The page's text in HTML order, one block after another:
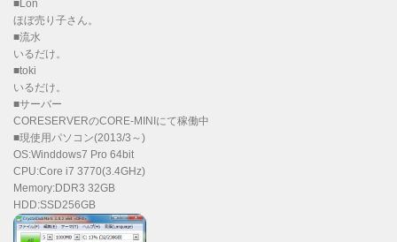
■Lon
ほぼ売り子さん。
■流水
いるだけ。
■toki
いるだけ。
■サーバー
CORESERVERのCORE-MINIにて稼働中
■現使用パソコン(2013/3～)
OS:Winddows7 Pro 64bit
CPU:Core i7 3770(3.4GHz)
Memory:DDR3 32GB
HDD:SSD256GB